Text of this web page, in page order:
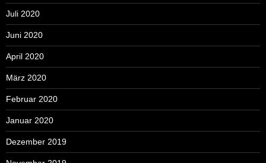
Juli 2020
Juni 2020
April 2020
März 2020
Februar 2020
Januar 2020
Dezember 2019